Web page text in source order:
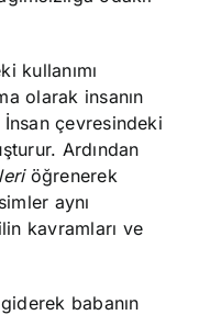
kullanımı
olarak insanın
çevresindeki
Ardından
öğrenerek
aynı
kavramları ve
babanın